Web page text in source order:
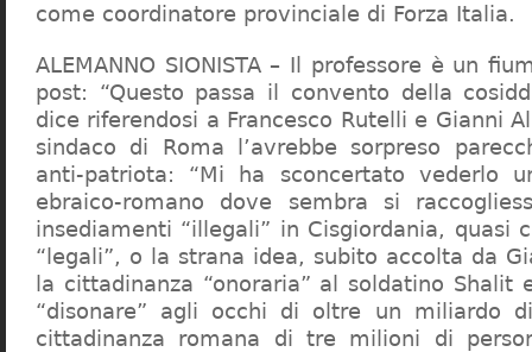
come coordinatore provinciale di Forza Italia.
ALEMANNO SIONISTA – Il professore è un
post: “Questo passa il convento della
dice riferendosi a Francesco Rutelli e Gianni
sindaco di Roma l’avrebbe sorpreso
anti-patriota: “Mi ha sconcertato vederlo
ebraico-romano dove sembra si
insediamenti “illegali” in Cisgiordania, quasi
“legali”, o la strana idea, subito accolta da
la cittadinanza “onoraria” al soldatino Shalit
“disonare” agli occhi di oltre un miliardo
cittadinanza romana di tre milioni di